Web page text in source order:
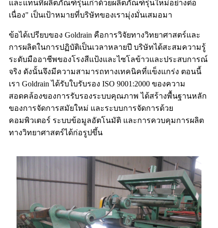
และแทนที่ผลิตภัณฑ์รุ่นเก่าด้วยผลิตภัณฑ์รุ่นใหม่อย่างต่อ
เนื่อง" เป็นเป้าหมายที่บริษัทของเรามุ่งมั่นเสมอมา
ข้อได้เปรียบของ Goldrain คือการวิจัยทางวิทยาศาสตร์และ
การผลิตในการปฏิบัติเป็นเวลาหลายปี บริษัทได้สะสมความรู้
ระดับมืออาชีพของโรงสีแป้งและไซโลข้าวและประสบการณ์
จริง ดังนั้นจึงมีความสามารถทางเทคนิคที่แข็งแกร่ง ตอนนี้
เรา Goldrain ได้รับใบรับรอง ISO 9001:2000 ของความ
สอดคล้องของการรับรองระบบคุณภาพ ได้สร้างพื้นฐานหลัก
ของการจัดการสมัยใหม่ และระบบการจัดการด้วย
คอมพิวเตอร์ ระบบข้อมูลอัตโนมัติ และการควบคุมการผลิต
ทางวิทยาศาสตร์ได้ก่อรูปขึ้น